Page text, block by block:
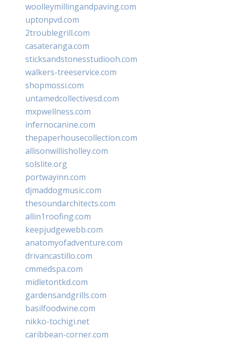
woolleymillingandpaving.com
uptonpvd.com
2troublegrill.com
casateranga.com
sticksandstonesstudiooh.com
walkers-treeservice.com
shopmossi.com
untamedcollectivesd.com
mxpwellness.com
infernocanine.com
thepaperhousecollection.com
allisonwillisholley.com
solslite.org
portwayinn.com
djmaddogmusic.com
thesoundarchitects.com
allin1roofing.com
keepjudgewebb.com
anatomyofadventure.com
drivancastillo.com
cmmedspa.com
midletontkd.com
gardensandgrills.com
basilfoodwine.com
nikko-tochigi.net
caribbean-corner.com